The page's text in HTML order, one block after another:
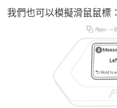
我們也可以模擬滑鼠鼠標：